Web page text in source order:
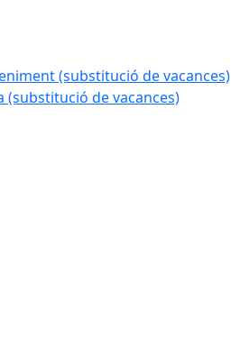
(substitució de vacances)
(substitució de vacances)